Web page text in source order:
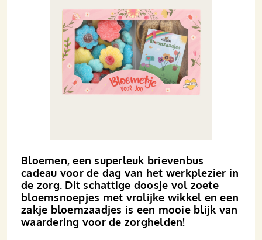
Bloemen, een superleuk brievenbus
cadeau voor de dag van het werkplezier in
de zorg. Dit schattige doosje vol zoete
bloemsnoepjes met vrolijke wikkel en een
zakje bloemzaadjes is een mooie blijk van
waardering voor de zorghelden!